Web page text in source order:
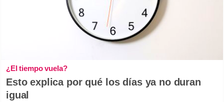
¿El tiempo vuela?
Esto explica por qué los días ya no duran
igual